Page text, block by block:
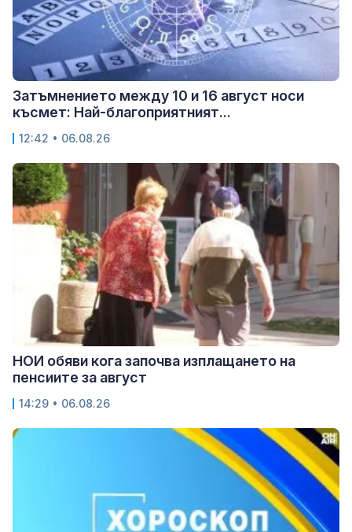
Затъмнението между 10 и 16 август носи
късмет: Най-благоприятният...
12:42 • 06.08.26
НОИ обяви кога започва изплащането на
пенсиите за август
14:29 • 06.08.26